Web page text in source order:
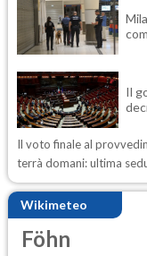
Il
Il voto finale al
terrà domani: ultima
Wikimeteo
Föhn